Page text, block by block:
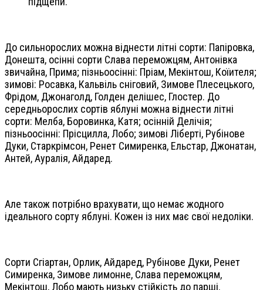
До сильнорослих можна віднести літні сорти: Папіровка,
Донешта, осінні сорти Слава переможцям, Антонівка
звичайна, Прима; пізньоосінні: Пріам, Мекінтош, Коїителя;
зимові: Росавка, Кальвіль сніговий, Зимове Плесецького,
Фрідом, Джонаголд, Голден делішес, Глостер. До
середньорослих сортів яблуні можна віднести літні
сорти: Мелба, Боровинка, Катя; осінній Делічія;
пізньоосінні: Прісцилла, Лобо; зимові Ліберті, Рубінове
Дуки, Старкрімсон, Ренет Симиренка, Ельстар, Джонатан,
Антей, Ауралія, Айдаред.
Але також потрібно врахувати, що немає жодного
ідеального сорту яблуні. Кожен із них має свої недоліки.
Сорти Сгіартан, Орлик, Айдаред, Рубінове Дуки, Ренет
Симиренка, Зимове лимонне, Слава переможцям,
Мекінтош, Лобо мають низьку стійкість до парші.